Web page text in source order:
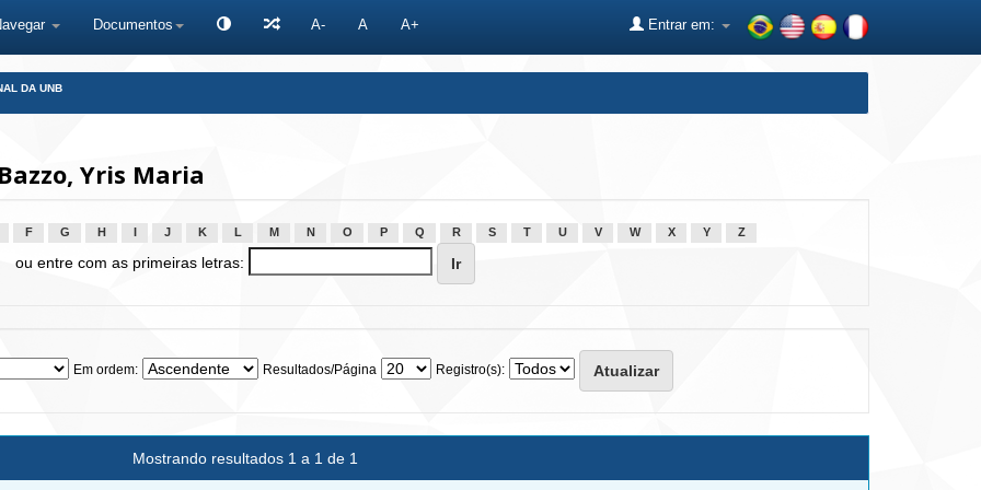
Documentos A- A A+ Entrar em:
DA UNB
Yris Maria
F G H J K L M N O P Q R S T U V W X Y Z
ou entre com as primeiras letras:
Em ordem: Resultados/Página Registro(s):
Mostrando resultados 1 a 1 de 1